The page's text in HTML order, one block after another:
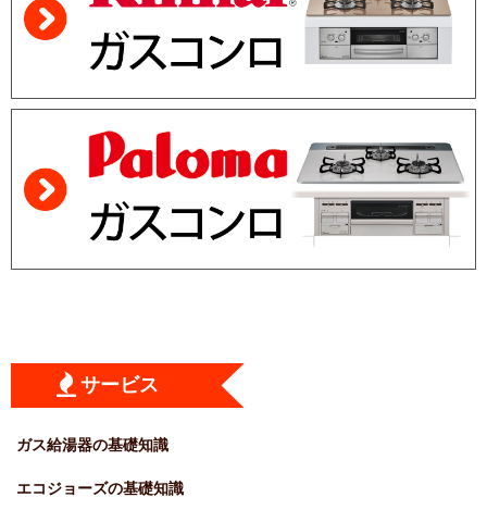
サービス
ガス給湯器の基礎知識
エコジョーズの基礎知識